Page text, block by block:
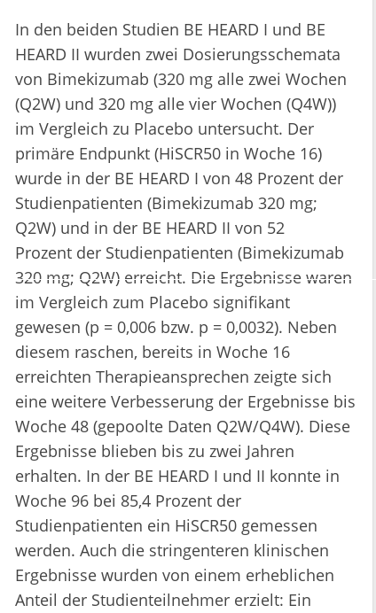
In den beiden Studien BE HEARD I und BE
HEARD II wurden zwei Dosierungsschemata
von Bimekizumab (320 mg alle zwei Wochen
(Q2W) und 320 mg alle vier Wochen (Q4W))
im Vergleich zu Placebo untersucht. Der
primäre Endpunkt (HiSCR50 in Woche 16)
wurde in der BE HEARD I von 48 Prozent der
Studienpatienten (Bimekizumab 320 mg;
Q2W) und in der BE HEARD II von 52
Prozent der Studienpatienten (Bimekizumab
320 mg; Q2W) erreicht. Die Ergebnisse waren
im Vergleich zum Placebo signifikant
gewesen (p = 0,006 bzw. p = 0,0032). Neben
diesem raschen, bereits in Woche 16
erreichten Therapieansprechen zeigte sich
eine weitere Verbesserung der Ergebnisse bis
Woche 48 (gepoolte Daten Q2W/Q4W). Diese
Ergebnisse blieben bis zu zwei Jahren
erhalten. In der BE HEARD I und II konnte in
Woche 96 bei 85,4 Prozent der
Studienpatienten ein HiSCR50 gemessen
werden. Auch die stringenteren klinischen
Ergebnisse wurden von einem erheblichen
Anteil der Studienteilnehmer erzielt: Ein